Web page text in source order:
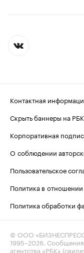
Контактная
Скрыть баннеры на РБК
Корпоративная
О соблюдении
Пользовательское
Политика в
Политика обработки
© ООО
1995–2026.
агентства «РБК»